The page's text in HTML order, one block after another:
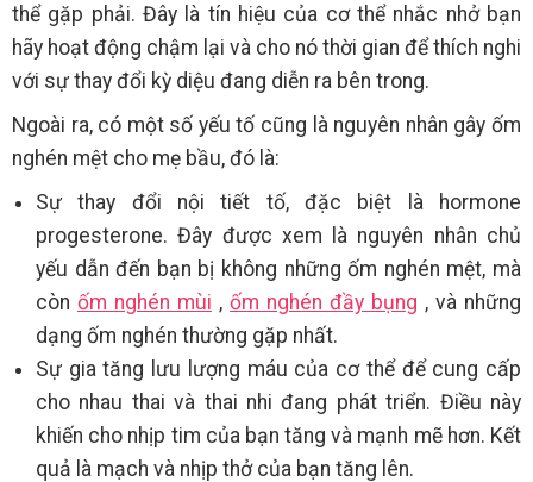
thể gặp phải. Đây là tín hiệu của cơ thể nhắc nhở bạn
hãy hoạt động chậm lại và cho nó thời gian để thích nghi
với sự thay đổi kỳ diệu đang diễn ra bên trong.
Ngoài ra, có một số yếu tố cũng là nguyên nhân gây ốm
nghén mệt cho mẹ bầu, đó là:
Sự thay đổi nội tiết tố, đặc biệt là hormone
progesterone. Đây được xem là nguyên nhân chủ
yếu dẫn đến bạn bị không những ốm nghén mệt, mà
còn ốm nghén mùi , ốm nghén đầy bụng , và những
dạng ốm nghén thường gặp nhất.
Sự gia tăng lưu lượng máu của cơ thể để cung cấp
cho nhau thai và thai nhi đang phát triển. Điều này
khiến cho nhịp tim của bạn tăng và mạnh mẽ hơn. Kết
quả là mạch và nhịp thở của bạn tăng lên.